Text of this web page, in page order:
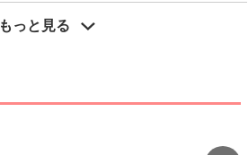
もっと見る